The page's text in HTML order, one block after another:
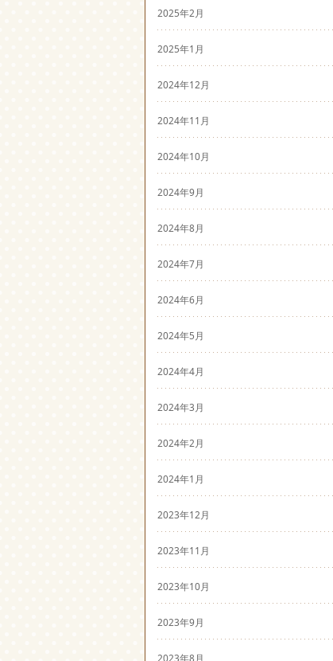
2025年2月
2025年1月
2024年12月
2024年11月
2024年10月
2024年9月
2024年8月
2024年7月
2024年6月
2024年5月
2024年4月
2024年3月
2024年2月
2024年1月
2023年12月
2023年11月
2023年10月
2023年9月
2023年8月